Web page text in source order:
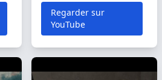
Regarder sur
YouTube